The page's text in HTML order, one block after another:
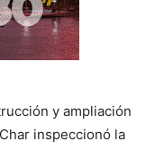
y ampliación
inspeccionó la